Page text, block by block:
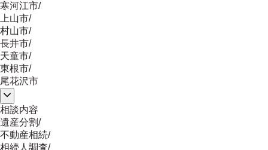
寒河江市/
上山市/
村山市/
長井市/
天童市/
東根市/
尾花沢市
相談内容
遺産分割/
不動産相続/
相続人調査/